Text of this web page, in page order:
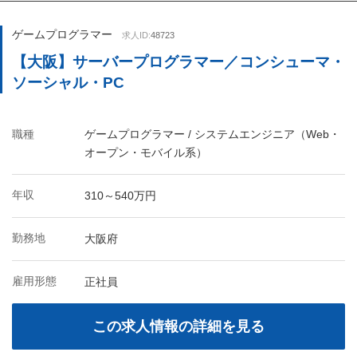
ゲームプログラマー 求人ID:48723
【大阪】サーバープログラマー／コンシューマ・
ソーシャル・PC
職種
ゲームプログラマー / システムエンジニア（Web・
オープン・モバイル系）
年収 310～540万円
勤務地 大阪府
雇用形態 正社員
この求人情報の詳細を見る